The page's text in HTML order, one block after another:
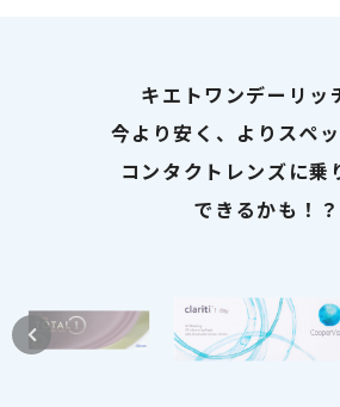
キエトワンデーリッ
今より安く、よりスペ
コンタクトレンズに乗
できるかも！？